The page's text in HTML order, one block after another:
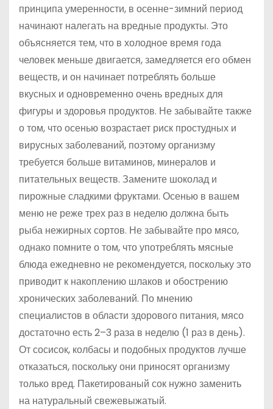
принципа умеренности, в осенне-зимний период
начинают налегать на вредные продукты. Это
объясняется тем, что в холодное время года
человек меньше двигается, замедляется его обмен
веществ, и он начинает потреблять больше
вкусных и одновременно очень вредных для
фигуры и здоровья продуктов. Не забывайте также
о том, что осенью возрастает риск простудных и
вирусных заболеваний, поэтому организму
требуется больше витаминов, минералов и
питательных веществ. Замените шоколад и
пирожные сладкими фруктами. Осенью в вашем
меню не реже трех раз в неделю должна быть
рыба нежирных сортов. Не забывайте про мясо,
однако помните о том, что употреблять мясные
блюда ежедневно не рекомендуется, поскольку это
приводит к накоплению шлаков и обострению
хронических заболеваний. По мнению
специалистов в области здорового питания, мясо
достаточно есть 2–3 раза в неделю (1 раз в день).
От сосисок, колбасы и подобных продуктов лучше
отказаться, поскольку они приносят организму
только вред. Пакетированый сок нужно заменить
на натуральный свежевыжатый.